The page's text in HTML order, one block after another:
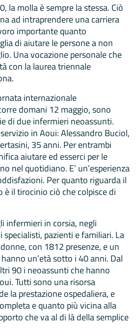
la molla è sempre la stessa. Ciò
ad intraprendere una carriera
importante quanto
di aiutare le persone a non
Una vocazione personale che
con la laurea triennale
internazionale
domani 12 maggio, sono
di due infermieri neoassunti.
in Aoui: Alessandro Buciol,
35 anni. Per entrambi
aiutare ed esserci per le
nel quotidiano. E’ un’esperienza
Per quanto riguarda il
il tirocinio ciò che colpisce di
infermieri in corsia, negli
pazienti e familiari. La
con 1812 presenze, e un
un’età sotto i 40 anni. Dal
90 i neoassunti che hanno
Tutti sono una risorsa
la prestazione ospedaliera, e
e quanto più vicina alla
che va al di là della semplice